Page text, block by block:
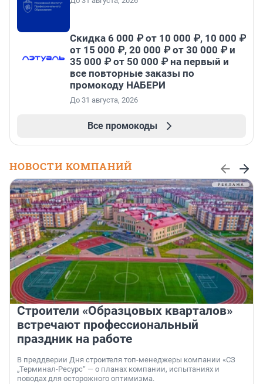
Скидка 6 000 ₽ от 10 000 ₽, 10 000 ₽
от 15 000 ₽, 20 000 ₽ от 30 000 ₽ и
35 000 ₽ от 50 000 ₽ на первый и
все повторные заказы по
промокоду НАБЕРИ
До 31 августа, 2026
Все промокоды
НОВОСТИ КОМПАНИЙ
Строители «Образцовых кварталов»
встречают профессиональный
праздник на работе
В преддверии Дня строителя топ-менеджеры компании «СЗ
„Терминал-Ресурс“ — о планах компании, испытаниях и
поводах для осторожного оптимизма.